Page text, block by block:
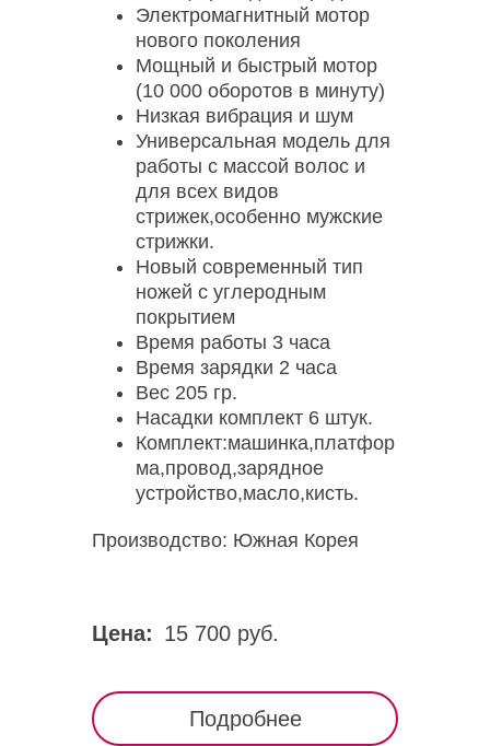
Электромагнитный мотор
нового поколения
Мощный и быстрый мотор
(10 000 оборотов в минуту)
Низкая вибрация и шум
Универсальная модель для
работы с массой волос и
для всех видов
стрижек,особенно мужские
стрижки.
Новый современный тип
ножей с углеродным
покрытием
Время работы 3 часа
Время зарядки 2 часа
Вес 205 гр.
Насадки комплект 6 штук.
Комплект:машинка,платфор
ма,провод,зарядное
устройство,масло,кисть.
Производство: Южная Корея
Цена: 15 700 руб.
Подробнее